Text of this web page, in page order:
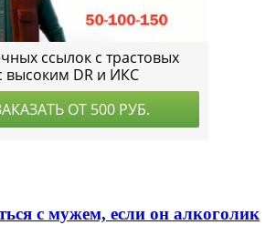
с мужем, если он алкоголик